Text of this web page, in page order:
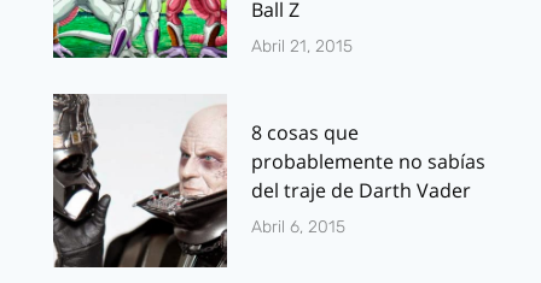
Ball Z
Abril 21, 2015
8 cosas que
probablemente no sabías
del traje de Darth Vader
Abril 6, 2015